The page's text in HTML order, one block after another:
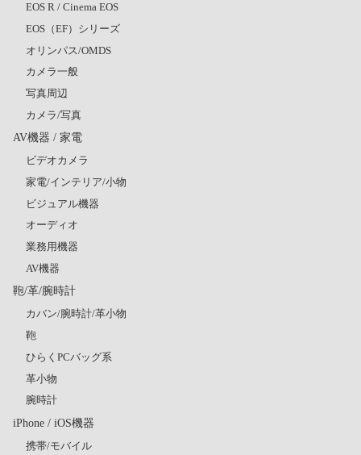
EOS R / Cinema EOS
EOS（EF）シリーズ
オリンパス/OMDS
カメラ一般
写真周辺
カメラ/写真
AV機器 / 家電
ビデオカメラ
家電/インテリア/小物
ビジュアル機器
オーディオ
業務用機器
AV機器
鞄/革/腕時計
カバン/腕時計/革小物
鞄
ひらくPCバッグ系
革小物
腕時計
iPhone / iOS機器
携帯/モバイル